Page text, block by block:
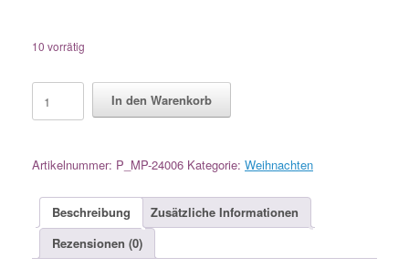
10 vorrätig
Postkarte
"Weihnachtswichtel"
Menge
In den Warenkorb
Artikelnummer: P_MP-24006 Kategorie: Weihnachten
Beschreibung
Zusätzliche Informationen
Rezensionen (0)